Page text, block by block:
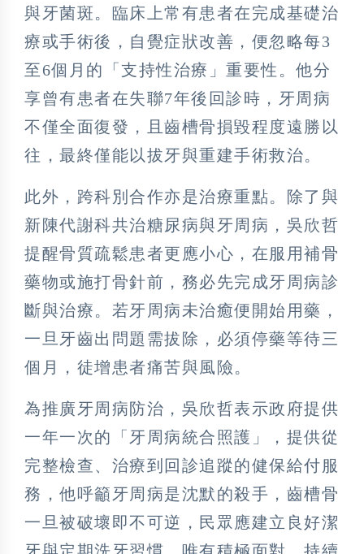
與牙菌斑。臨床上常有患者在完成基礎治
療或手術後，自覺症狀改善，便忽略每3
至6個月的「支持性治療」重要性。他分
享曾有患者在失聯7年後回診時，牙周病
不僅全面復發，且齒槽骨損毀程度遠勝以
往，最終僅能以拔牙與重建手術救治。
此外，跨科別合作亦是治療重點。除了與
新陳代謝科共治糖尿病與牙周病，吳欣哲
提醒骨質疏鬆患者更應小心，在服用補骨
藥物或施打骨針前，務必先完成牙周病診
斷與治療。若牙周病未治癒便開始用藥，
一旦牙齒出問題需拔除，必須停藥等待三
個月，徒增患者痛苦與風險。
為推廣牙周病防治，吳欣哲表示政府提供
一年一次的「牙周病統合照護」，提供從
完整檢查、治療到回診追蹤的健保給付服
務，他呼籲牙周病是沈默的殺手，齒槽骨
一旦被破壞即不可逆，民眾應建立良好潔
牙與定期洗牙習慣。唯有積極面對、持續